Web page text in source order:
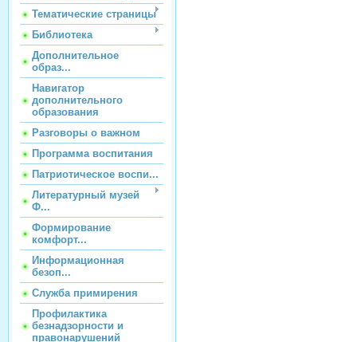
Тематические страницы
Библиотека
Дополнительное
образ...
Навигатор
дополнительного
образования
Разговоры о важном
Программа воспитания
Патриотическое воспи...
Литературный музей
Ф...
Формирование
комфорт...
Информационная
безоп...
Служба примирения
Профилактика
безнадзорности и
правонарушений